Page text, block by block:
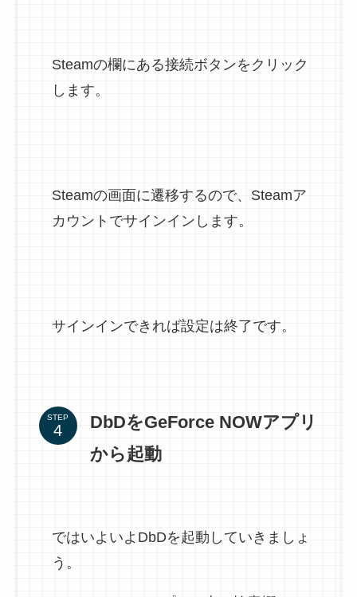
Steamの欄にある接続ボタンをクリック
します。
Steamの画面に遷移するので、Steamア
カウントでサインインします。
サインインできれば設定は終了です。
STEP
DbDをGeForce NOWアプリ
から起動
ではいよいよDbDを起動していきましょ
う。